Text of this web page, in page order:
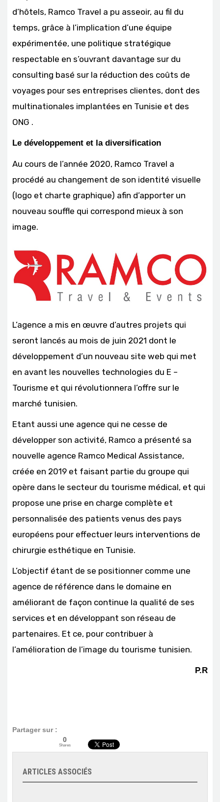
d’hôtels, Ramco Travel a pu asseoir, au fil du
temps, grâce à l’implication d’une équipe
expérimentée, une politique stratégique
respectable en s’ouvrant davantage sur du
consulting basé sur la réduction des coûts de
voyages pour ses entreprises clientes, dont des
multinationales implantées en Tunisie et des
ONG .
Le développement et la diversification
Au cours de l’année 2020, Ramco Travel a
procédé au changement de son identité visuelle
(logo et charte graphique) afin d’apporter un
nouveau souffle qui correspond mieux à son
image.
L’agence a mis en œuvre d’autres projets qui
seront lancés au mois de juin 2021 dont le
développement d’un nouveau site web qui met
en avant les nouvelles technologies du E –
Tourisme et qui révolutionnera l’offre sur le
marché tunisien.
Etant aussi une agence qui ne cesse de
développer son activité, Ramco a présenté sa
nouvelle agence Ramco Medical Assistance,
créée en 2019 et faisant partie du groupe qui
opère dans le secteur du tourisme médical, et qui
propose une prise en charge complète et
personnalisée des patients venus des pays
européens pour effectuer leurs interventions de
chirurgie esthétique en Tunisie.
L’objectif étant de se positionner comme une
agence de référence dans le domaine en
améliorant de façon continue la qualité de ses
services et en développant son réseau de
partenaires. Et ce, pour contribuer à
l’amélioration de l’image du tourisme tunisien.
P.R
Partager sur :
0
Shares
ARTICLES ASSOCIÉS